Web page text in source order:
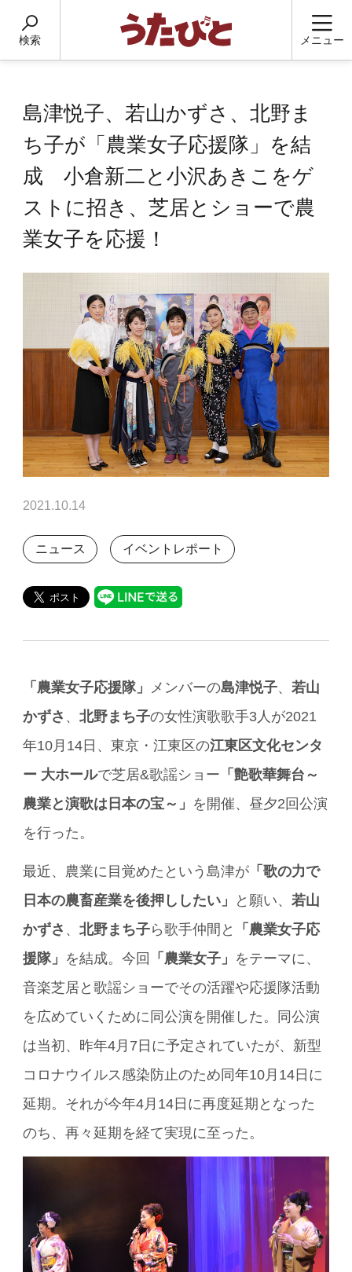
検索 メニュー
島津悦子、若山かずさ、北野ま
ち子が「農業女子応援隊」を結
成 小倉新二と小沢あきこをゲ
ストに招き、芝居とショーで農
業女子を応援！
2021.10.14
ニュース イベントレポート
「農業女子応援隊」 メンバーの島津悦子、若山
かずさ 、北野まち子の女性演歌歌手3人が2021
年10月14日、東京・江東区の江東区文化センタ
ー 大ホールで芝居&歌謡ショー 「艶歌華舞台～
農業と演歌は日本の宝～」 を開催、昼夕2回公演
を行った。
最近、農業に目覚めたという島津が 「歌の力で
日本の農畜産業を後押ししたい」
と願い、若山
かずさ 、北野まち子ら歌手仲間と
「農業女子応
援隊」 を結成。今回 「農業女子」 をテーマに、
音楽芝居と歌謡ショーでその活躍や応援隊活動
を広めていくために同公演を開催した。同公演
は当初、昨年4月7日に予定されていたが、新型
コロナウイルス感染防止のため同年10月14日に
延期。それが今年4月14日に再度延期となった
のち、再々延期を経て実現に至った。